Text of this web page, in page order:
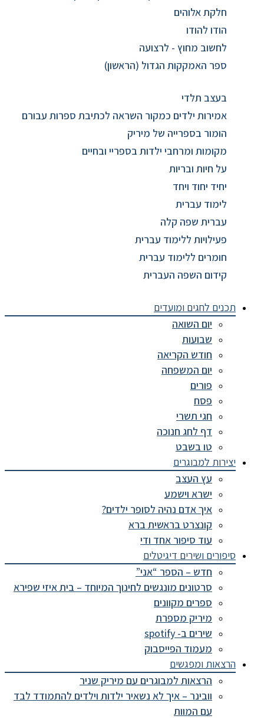
חלקת אלוהים
הודו להודו
לחשוב מחוץ - לרצועה
ספר האמקקות הגדול (הראשון)
בעצב תלדי
אמירות ילדים כמקור השראה לכתיבת ספרות עבורם
הומור בספרייה של מיריק
מקומות ומרחבי ילדות בספריי ובחיים
על חיות ובריות
יחיד יחוד ויחד
לימוד עברית
עברית שפה קלה
פעילויות ללימוד עברית
חומרים ללימוד עברית
קידום השפה העברית
תכנים לחגים ומועדים
יום השואה
שבועות
חודש הקריאה
יום המשפחה
פורים
פסח
חגי תשרי
דף לחג חנוכה
טו בשבט
יצירות למבוגרים
עץ העצב
ישרא וישמע
איך אדם נהיה לסופר ילדים?
קונצרט בראשית ברא
עוד סיפור אחד ודי
סיפורים ושירים דיגיטלים
חדש – הספר “אני”
סרטונים מונגשים לחינוך המיוחד – בית איזי שפירא
ספרים מקוונים
מיריק מספרת
שירים ב- spotify
מעמוד הפייסבוק
הרצאות ומפגשים
הרצאות למבוגרים עם מיריק שניר
וובינר – איך לא נשאיר ילדות וילדים להתמודד לבד
עם המוות